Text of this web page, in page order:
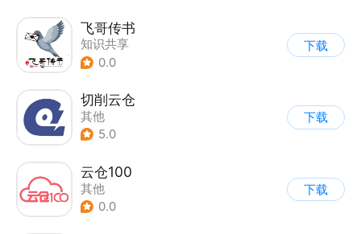
飞哥传书
知识共享
0.0
下载
切削云仓
其他
5.0
下载
云仓100
其他
0.0
下载